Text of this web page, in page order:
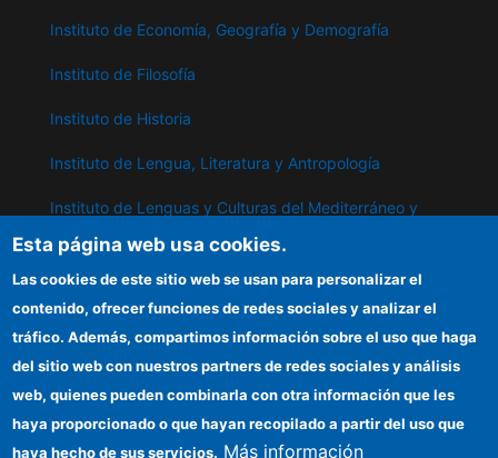
Instituto de Economía, Geografía y Demografía
Instituto de Filosofía
Instituto de Historia
Instituto de Lengua, Literatura y Antropología
Instituto de Lenguas y Culturas del Mediterráneo y
Instituto de Políticas y Bienes Públicos
IPP
Sede electrónica CSIC
Información para proveedores
Esta página web usa cookies.
Las cookies de este sitio web se usan para personalizar el
contenido, ofrecer funciones de redes sociales y analizar el
tráfico. Además, compartimos información sobre el uso que haga
del sitio web con nuestros partners de redes sociales y análisis
web, quienes pueden combinarla con otra información que les
haya proporcionado o que hayan recopilado a partir del uso que
haya hecho de sus servicios. Más información